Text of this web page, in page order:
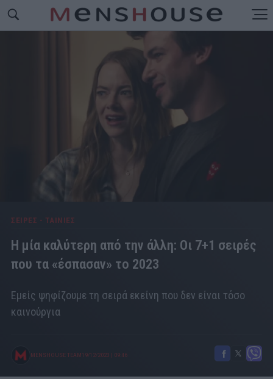
ΣΕΙΡΕΣ - ΤΑΙΝΙΕΣ
Η μία καλύτερη από την άλλη: Οι 7+1 σειρές
που τα «έσπασαν» το 2023
Εμείς ψηφίζουμε τη σειρά εκείνη που δεν είναι τόσο
καινούργια
MENSHOUSE TEAM 19/12/2023 09:46